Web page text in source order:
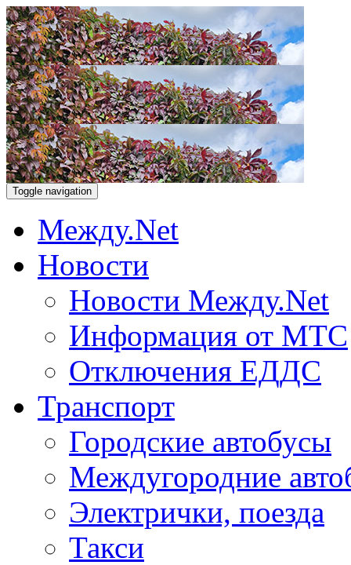
Toggle navigation
Между.Net
Новости
Новости Между.Net
Информация от МТС
Отключения ЕДДС
Транспорт
Городские автобусы
Междугородние
Электрички, поезда
Такси